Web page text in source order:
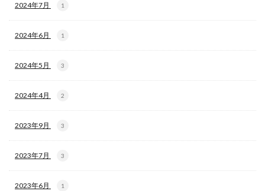
2024年7月 1
2024年6月 1
2024年5月 3
2024年4月 2
2023年9月 3
2023年7月 3
2023年6月 1